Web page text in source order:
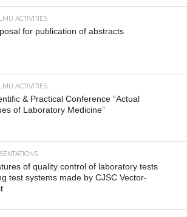
ACTIVITIES
for publication of abstracts
ACTIVITIES
& Practical Conference “Actual
of Laboratory Medicine”
of quality control of laboratory tests
test systems made by CJSC Vector-